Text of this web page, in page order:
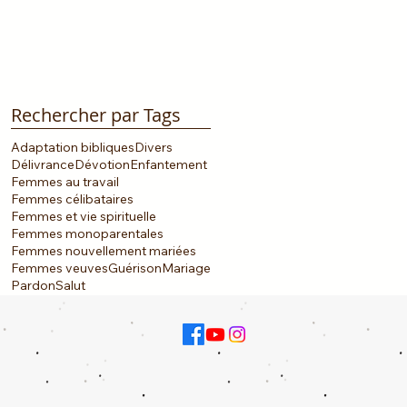
Rechercher par Tags
Adaptation bibliquesDivers
DélivranceDévotionEnfantement
Femmes au travail
Femmes célibataires
Femmes et vie spirituelle
Femmes monoparentales
Femmes nouvellement mariées
Femmes veuvesGuérisonMariage
PardonSalut